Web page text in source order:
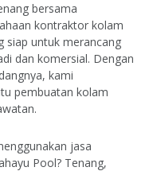
bersama
kontraktor kolam
siap untuk merancang
dan komersial. Dengan
kami
pembuatan kolam
jasa
Pool? Tenang,